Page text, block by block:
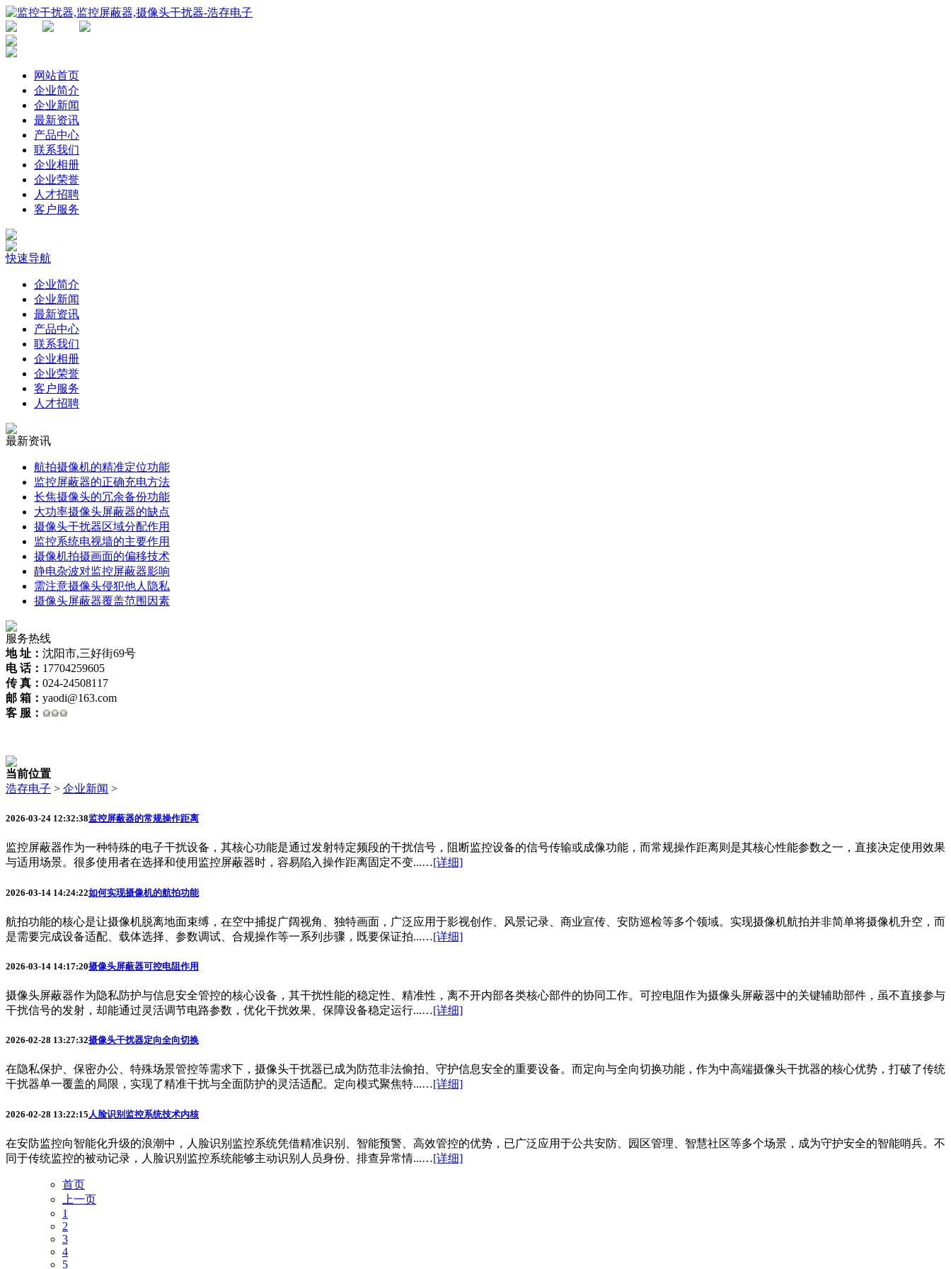
网站首页
企业简介
企业新闻
最新资讯
产品中心
联系我们
企业相册
企业荣誉
人才招聘
客户服务
快速导航
企业简介
企业新闻
最新资讯
产品中心
联系我们
企业相册
企业荣誉
客户服务
人才招聘
最新资讯
航拍摄像机的精准定位功能
监控屏蔽器的正确充电方法
长焦摄像头的冗余备份功能
大功率摄像头屏蔽器的缺点
摄像头干扰器区域分配作用
监控系统电视墙的主要作用
摄像机拍摄画面的偏移技术
静电杂波对监控屏蔽器影响
需注意摄像头侵犯他人隐私
摄像头屏蔽器覆盖范围因素
服务热线
地 址： 沈阳市,三好街69号
电 话： 17704259605
传 真： 024-24508117
邮 箱： yaodi@163.com
客 服：
当前位置
浩存电子 > 企业新闻 >
2026-03-24 12:32:38监控屏蔽器的常规操作距离
监控屏蔽器作为一种特殊的电子干扰设备，其核心功能是通过发射特定频段的干扰信号，阻断监控设备的信号传输或成像功能，而常规操作距离则是其核心性能参数之一，直接决定使用效果
与适用场景。很多使用者在选择和使用监控屏蔽器时，容易陷入操作距离固定不变...…[详细]
2026-03-14 14:24:22如何实现摄像机的航拍功能
航拍功能的核心是让摄像机脱离地面束缚，在空中捕捉广阔视角、独特画面，广泛应用于影视创作、风景记录、商业宣传、安防巡检等多个领域。实现摄像机航拍并非简单将摄像机升空，而
是需要完成设备适配、载体选择、参数调试、合规操作等一系列步骤，既要保证拍...…[详细]
2026-03-14 14:17:20摄像头屏蔽器可控电阻作用
摄像头屏蔽器作为隐私防护与信息安全管控的核心设备，其干扰性能的稳定性、精准性，离不开内部各类核心部件的协同工作。可控电阻作为摄像头屏蔽器中的关键辅助部件，虽不直接参与
干扰信号的发射，却能通过灵活调节电路参数，优化干扰效果、保障设备稳定运行...…[详细]
2026-02-28 13:27:32摄像头干扰器定向全向切换
在隐私保护、保密办公、特殊场景管控等需求下，摄像头干扰器已成为防范非法偷拍、守护信息安全的重要设备。而定向与全向切换功能，作为中高端摄像头干扰器的核心优势，打破了传统
干扰器单一覆盖的局限，实现了精准干扰与全面防护的灵活适配。定向模式聚焦特...…[详细]
2026-02-28 13:22:15 人脸识别监控系统技术内核
在安防监控向智能化升级的浪潮中，人脸识别监控系统凭借精准识别、智能预警、高效管控的优势，已广泛应用于公共安防、园区管理、智慧社区等多个场景，成为守护安全的智能哨兵。不
同于传统监控的被动记录，人脸识别监控系统能够主动识别人员身份、排查异常情...…[详细]
首页
上一页
1
2
3
4
5